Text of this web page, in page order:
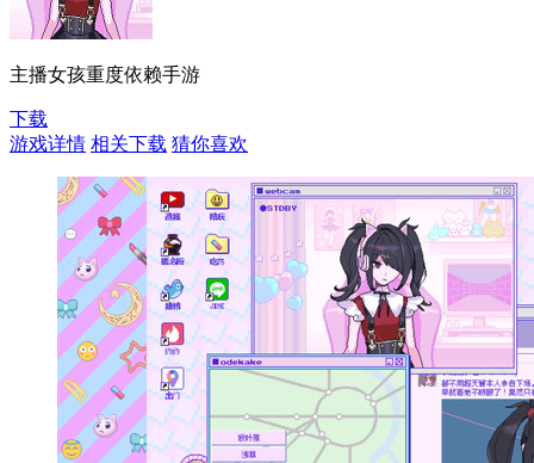
主播女孩重度依赖手游
下载
游戏详情 相关下载 猜你喜欢